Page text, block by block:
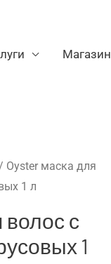
Магазин
Oyster маска для
1 л
волос с
1